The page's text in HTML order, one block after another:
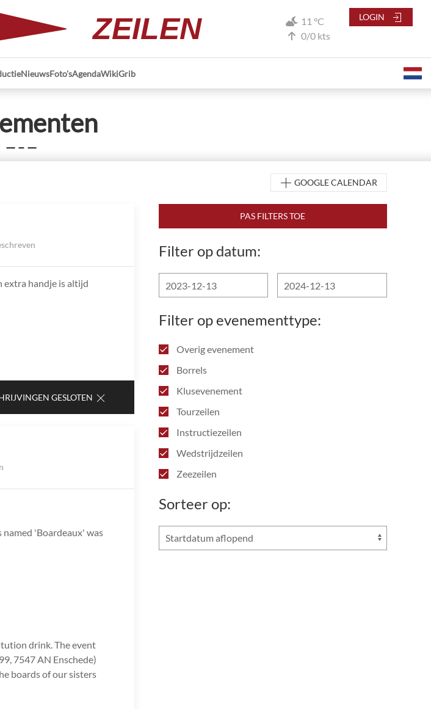
11 °C
0/0 kts
ZEILEN
NieuwsFoto'sAgendaWikiGrib
LOGIN
— – —
GOOGLE CALENDAR
Filter op datum:
Filter op evenementtype:
Overig evenement
Borrels
Klusevenement
Tourzeilen
Instructiezeilen
Wedstrijdzeilen
Zeezeilen
Sorteer op:
extra handje is altijd
GESLOTEN
'Boardeaux' was
drink. The event
7547 AN Enschede)
boards of our sisters